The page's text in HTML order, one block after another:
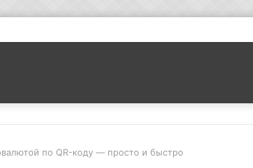
по QR-коду — просто и быстро